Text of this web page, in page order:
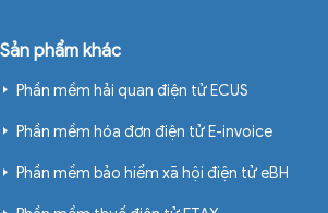
Sản phẩm khác
Phần mềm hải quan điện tử ECUS
Phần mềm hóa đơn điện tử E-invoice
Phần mềm bảo hiểm xã hội điện tử eBH